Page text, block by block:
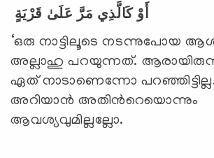
أَوْ كَالَّذِي مَرَّ عَلَىٰ قَرْيَةٍ
‘ഒരു നാട്ടിലൂടെ നടന്നുപോയ
അല്ലാഹു പറയുന്നത്.
ഏത് നാടാണെന്നോ
അറിയാന്‍ അതിന്‍റെയൊന്നും
ആവശ്യവുമില്ലല്ലോ.